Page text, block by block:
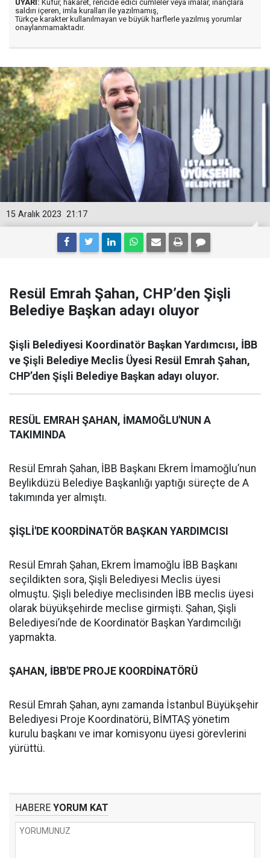
UYARI: Küfür, hakaret, rencide edici cümleler veya imalar, inançlara
saldırı içeren, imla kuralları ile yazılmamış,
Türkçe karakter kullanılmayan ve büyük harflerle yazılmış yorumlar
onaylanmamaktadır.
21:17
15 Aralık 2023
Resül Emrah Şahan, CHP’den Şişli
Belediye Başkan adayı oluyor
Şişli Belediyesi Koordinatör Başkan Yardımcısı, İBB
ve Şişli Belediye Meclis Üyesi Resül Emrah Şahan,
CHP’den Şişli Belediye Başkan adayı oluyor.
RESÜL EMRAH ŞAHAN, İMAMOĞLU'NUN A
TAKIMINDA
Resül Emrah Şahan, İBB Başkanı Ekrem İmamoğlu’nun
Beylikdüzü Belediye Başkanlığı yaptığı süreçte de A
takımında yer almıştı.
ŞİŞLİ'DE KOORDİNATÖR BAŞKAN YARDIMCISI
Resül Emrah Şahan, Ekrem İmamoğlu İBB Başkanı
seçildikten sora, Şişli Belediyesi Meclis üyesi
olmuştu. Şişli belediye meclisinden İBB meclis üyesi
olarak büyükşehirde meclise girmişti. Şahan, Şişli
Belediyesi’nde de Koordinatör Başkan Yardımcılığı
yapmakta.
ŞAHAN, İBB'DE PROJE KOORDİNATÖRÜ
Resül Emrah Şahan, aynı zamanda İstanbul Büyükşehir
Belediyesi Proje Koordinatörü, BİMTAŞ yönetim
kurulu başkanı ve imar komisyonu üyesi görevlerini
yürüttü.
HABERE YORUM KAT